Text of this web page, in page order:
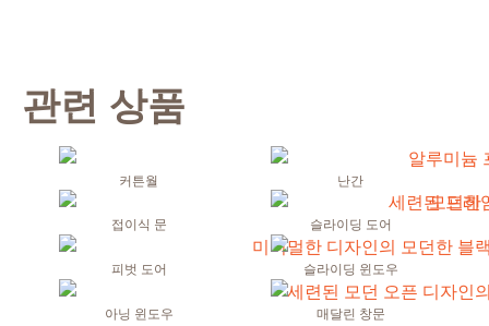
관련 상품
커튼월 난간
접이식 문 슬라이딩 도어
피벗 도어 슬라이딩 윈도우
아닝 윈도우 매달린 창문